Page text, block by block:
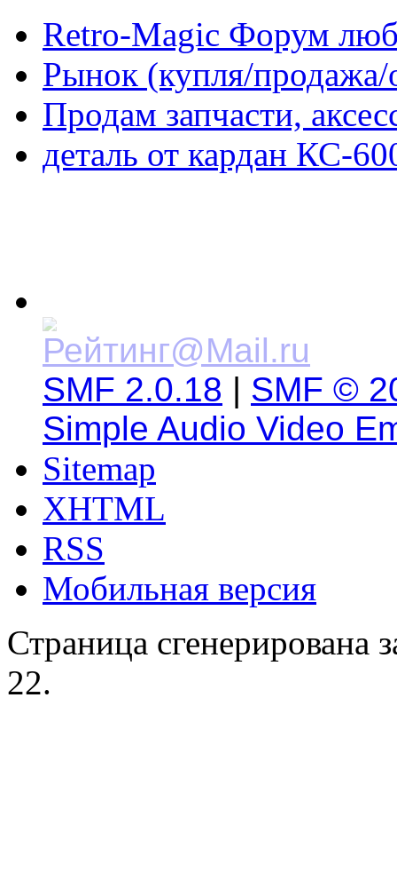
Retro-Magic Форум
Рынок (купля/продажа/
Продам запчасти,
деталь от кардан КС-
SMF 2.0.18 | SMF ©
Simple Audio Video
Sitemap
XHTML
RSS
Мобильная версия
Страница сгенерирована
22.